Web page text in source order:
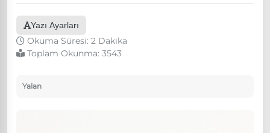
Yazı Ayarları
Okuma Süresi: 2 Dakika
Toplam Okunma: 3543
Yalan